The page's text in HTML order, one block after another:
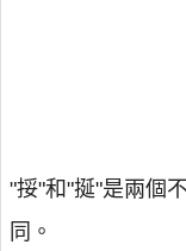
"挼"和"挻"是兩個
同。